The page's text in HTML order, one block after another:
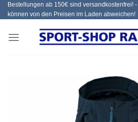
Zum
Inhalt
Bestellungen ab 150€ sind versandkostenfrei!
können von den Preisen im Laden abweichen!